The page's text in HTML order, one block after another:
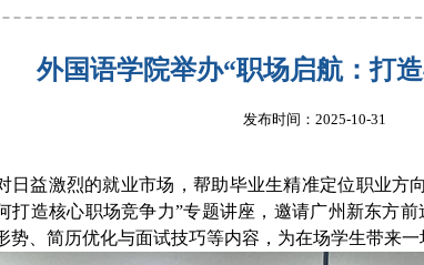
外国语学院举办“职场启航：打
发布时间：2025-10-31
日益激烈的就业市场，帮助毕业生精准定位职业方向
打造核心职场竞争力”专题讲座，邀请广州新东方
势、简历优化与面试技巧等内容，为在场学生带来